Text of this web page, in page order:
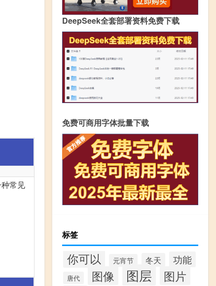
常见
DeepSeek全套部署资料免费下载
免费可商用字体批量下载
标签
你可以 元宵节 冬天 功能
唐代 图像 图层 图片